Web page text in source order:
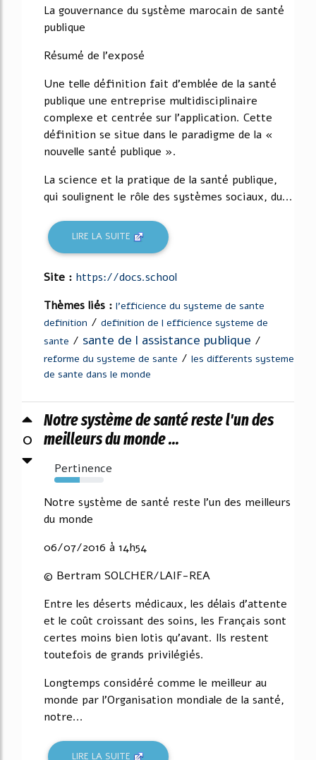
La gouvernance du système marocain de santé
publique
Résumé de l'exposé
Une telle définition fait d'emblée de la santé
publique une entreprise multidisciplinaire
complexe et centrée sur l'application. Cette
définition se situe dans le paradigme de la «
nouvelle santé publique ».
La science et la pratique de la santé publique,
qui soulignent le rôle des systèmes sociaux, du...
LIRE LA SUITE
Site : https://docs.school
Thèmes liés : l'efficience du systeme de sante
definition / definition de l efficience systeme de
sante / sante de l assistance publique /
reforme du systeme de sante / les differents systeme
de sante dans le monde
0
Notre système de santé reste l'un des
meilleurs du monde ...
Pertinence
51%
Notre système de santé reste l'un des meilleurs
du monde
06/07/2016 à 14h54
© Bertram SOLCHER/LAIF-REA
Entre les déserts médicaux, les délais d'attente
et le coût croissant des soins, les Français sont
certes moins bien lotis qu'avant. Ils restent
toutefois de grands privilégiés.
Longtemps considéré comme le meilleur au
monde par l'Organisation mondiale de la santé,
notre...
LIRE LA SUITE